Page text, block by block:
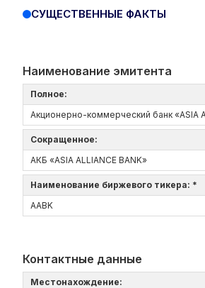
СУЩЕСТВЕННЫЕ ФАКТЫ
Наименование эмитента
Полное:
Акционерно-коммерческий банк «ASIA
Сокращенное:
АКБ «ASIA ALLIANCE BANK»
Наименование биржевого тикера: *
AABK
Контактные данные
Местонахождение: